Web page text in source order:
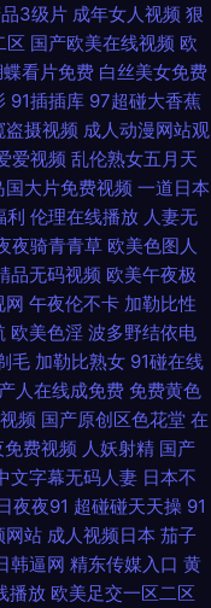
屄小说91制片 国产日产偶
品在线 伪娘ts网站 99福利
99视频一区 国产伊人久久
线观看免费高清 国产精品
区 AV女人天堂影院 国国内
大秀美女 精品韩日 人人妻
产精品观看视频 天天干天
在线视频 成人蝌蚪 老司机
片 日韩中文字幕在线视频
态色图 操美女福利导航 久
3级片 成年女人视频 狠
区 国产欧美在线视频 欧
看片免费 白丝美女免费
91插插库 97超碰大香蕉
盗摄视频 成人动漫网站观
爱视频 乱伦熟女五月天
国大片免费视频 一道日本
利 伦理在线播放 人妻无
夜骑青青草 欧美色图人
品无码视频 欧美午夜极
网 午夜伦不卡 加勒比性
欧美色淫 波多野结依电
毛 加勒比熟女 91碰在线
人在线成免费 免费黄色
频 国产原创区色花堂 在
免费视频 人妖射精 国产
文字幕无码人妻 日本不
夜夜91 超碰碰天天操 91
网站 成人视频日本 茄子
韩逼网 精东传媒入口 黄
播放 欧美足交一区二区